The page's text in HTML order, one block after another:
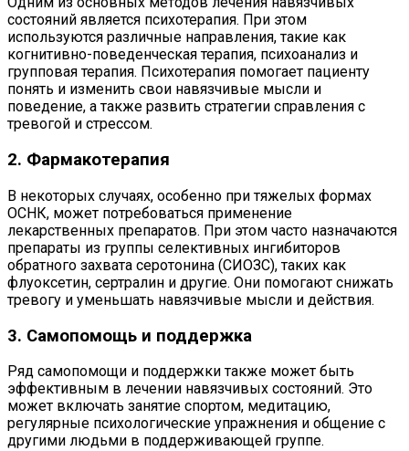
состояний является психотерапия. При этом
используются различные направления, такие как
когнитивно-поведенческая терапия, психоанализ и
групповая терапия. Психотерапия помогает пациенту
понять и изменить свои навязчивые мысли и
поведение, а также развить стратегии справления с
тревогой и стрессом.
2. Фармакотерапия
В некоторых случаях, особенно при тяжелых формах
ОСНК, может потребоваться применение
лекарственных препаратов. При этом часто назначаются
препараты из группы селективных ингибиторов
обратного захвата серотонина (СИОЗС), таких как
флуоксетин, сертралин и другие. Они помогают снижать
тревогу и уменьшать навязчивые мысли и действия.
3. Самопомощь и поддержка
Ряд самопомощи и поддержки также может быть
эффективным в лечении навязчивых состояний. Это
может включать занятие спортом, медитацию,
регулярные психологические упражнения и общение с
другими людьми в поддерживающей группе.